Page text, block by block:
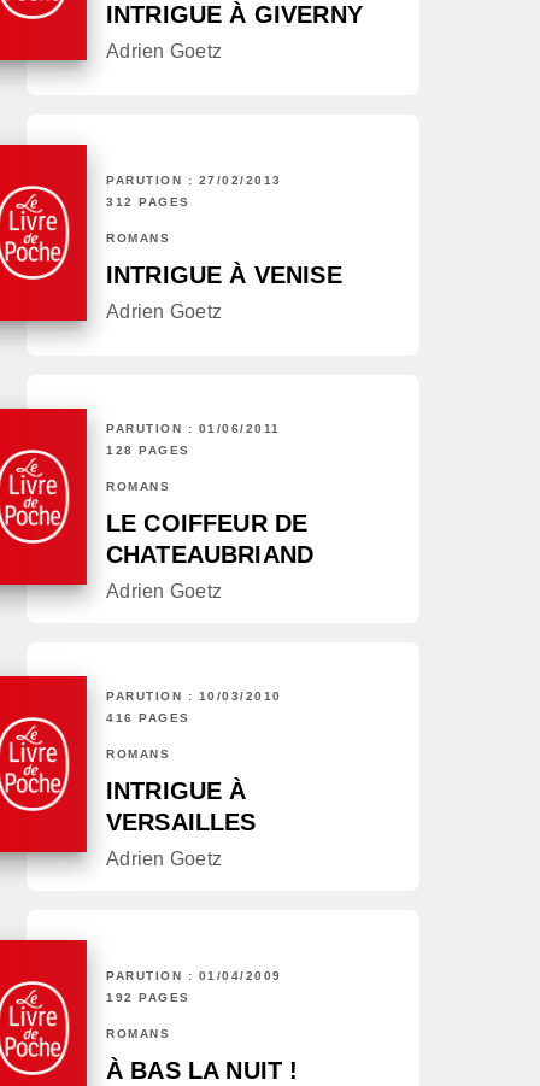
INTRIGUE À GIVERNY
Adrien Goetz
PARUTION : 27/02/2013
312 PAGES
ROMANS
INTRIGUE À VENISE
Adrien Goetz
PARUTION : 01/06/2011
128 PAGES
ROMANS
LE COIFFEUR DE
CHATEAUBRIAND
Adrien Goetz
PARUTION : 10/03/2010
416 PAGES
ROMANS
INTRIGUE À
VERSAILLES
Adrien Goetz
PARUTION : 01/04/2009
192 PAGES
ROMANS
À BAS LA NUIT !